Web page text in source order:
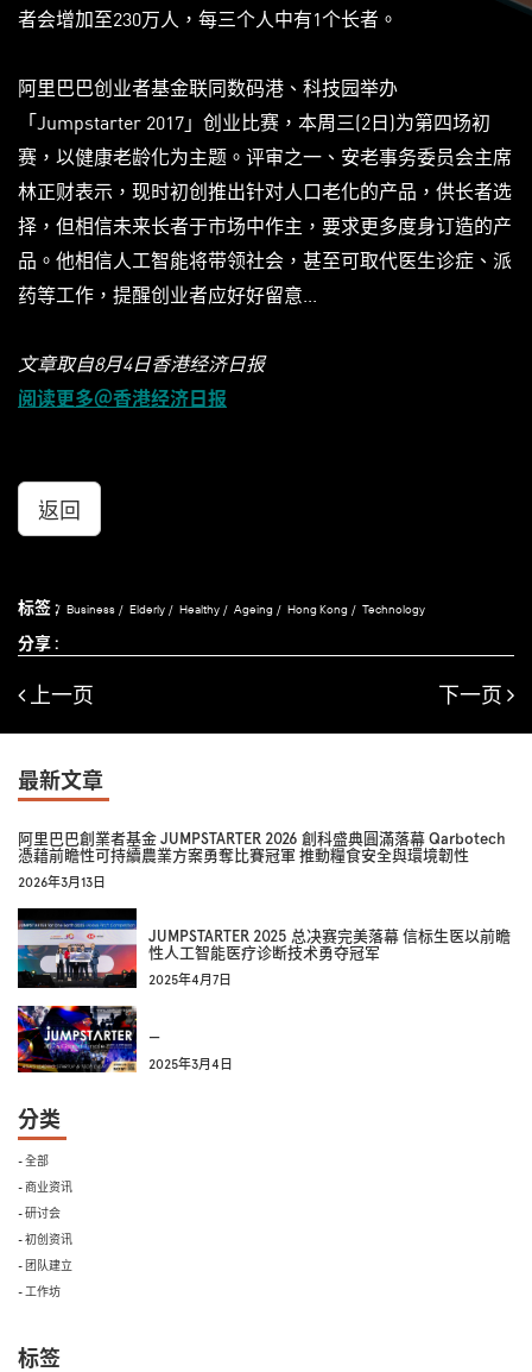
者会增加至230万人，每三个人中有1个长者。
阿里巴巴创业者基金联同数码港、科技园举办
「Jumpstarter 2017」创业比赛，本周三(2日)为第四场初
赛，以健康老龄化为主题。评审之一、安老事务委员会主席
林正财表示，现时初创推出针对人口老化的产品，供长者选
择，但相信未来长者于市场中作主，要求更多度身订造的产
品。他相信人工智能将带领社会，甚至可取代医生诊症、派
药等工作，提醒创业者应好好留意...
文章取自8月4日香港经济日报
阅读更多＠香港经济日报
返回
标签 : Business Elderly Healthy Ageing Hong Kong Technology
分享 :
上一页 下一页
最新文章
阿里巴巴創業者基金 JUMPSTARTER 2026 創科盛典圓滿落幕 Qarbotech
憑藉前瞻性可持續農業方案勇奪比賽冠軍 推動糧食安全與環境韌性
2026年3月13日
JUMPSTARTER 2025 总决赛完美落幕 信标生医以前瞻
性人工智能医疗诊断技术勇夺冠军
2025年4月7日
—
2025年3月4日
分类
- 全部
- 商业资讯
- 研讨会
- 初创资讯
- 团队建立
- 工作坊
标签